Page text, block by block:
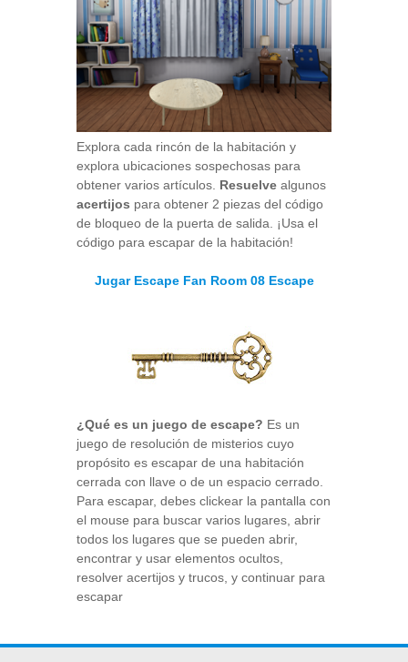
Explora cada rincón de la habitación y
explora ubicaciones sospechosas para
obtener varios artículos. Resuelve algunos
acertijos para obtener 2 piezas del código
de bloqueo de la puerta de salida. ¡Usa el
código para escapar de la habitación!
Jugar Escape Fan Room 08 Escape
¿Qué es un juego de escape? Es un
juego de resolución de misterios cuyo
propósito es escapar de una habitación
cerrada con llave o de un espacio cerrado.
Para escapar, debes clickear la pantalla con
el mouse para buscar varios lugares, abrir
todos los lugares que se pueden abrir,
encontrar y usar elementos ocultos,
resolver acertijos y trucos, y continuar para
escapar